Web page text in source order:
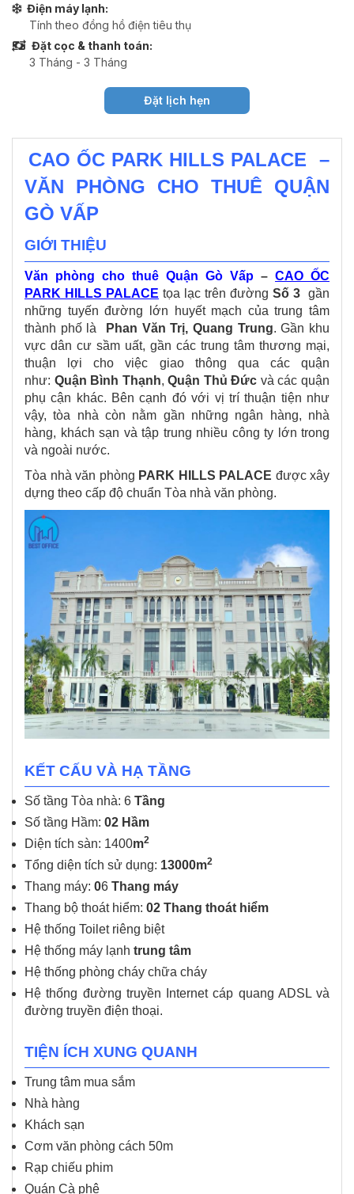
Điện máy lạnh:
Tính theo đồng hồ điện tiêu thụ
Đặt cọc & thanh toán:
3 Tháng - 3 Tháng
Đặt lịch hẹn
CAO ỐC PARK HILLS PALACE –
VĂN PHÒNG CHO THUÊ QUẬN
GÒ VẤP
GIỚI THIỆU
Văn phòng cho thuê Quận Gò Vấp – CAO ỐC
PARK HILLS PALACE tọa lạc trên đường Số 3 gần
những tuyến đường lớn huyết mạch của trung tâm
thành phố là
Phan Văn Trị, Quang Trung. Gần khu
vực dân cư sầm uất, gần các trung tâm thương mại,
thuận lợi cho việc giao thông qua các quận
như: Quận Bình Thạnh,Quận Thủ Đức và các quận
phụ cận khác. Bên cạnh đó với vị trí thuận tiện như
vậy, tòa nhà còn nằm gần những ngân hàng, nhà
hàng, khách sạn và tập trung nhiều công ty lớn trong
và ngoài nước.
Tòa nhà văn phòng PARK HILLS PALACE được xây
dựng theo cấp độ chuẩn Tòa nhà văn phòng.
KẾT CẤU VÀ HẠ TẦNG
Số tầng Tòa nhà: 6 Tầng
Số tầng Hầm: 02 Hầm
Diện tích sàn: 1400m2
Tổng diện tích sử dụng: 13000m2
Thang máy: 06 Thang máy
Thang bộ thoát hiểm: 02 Thang thoát hiểm
Hệ thống Toilet riêng biệt
Hệ thống máy lạnh trung tâm
Hệ thống phòng cháy chữa cháy
Hệ thống đường truyền Internet cáp quang ADSL và
đường truyền điện thoại.
TIỆN ÍCH XUNG QUANH
Trung tâm mua sắm
Nhà hàng
Khách sạn
Cơm văn phòng cách 50m
Rạp chiếu phim
Quán Cà phê